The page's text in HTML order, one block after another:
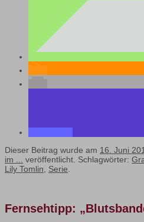
Dieser Beitrag wurde am 16. Juni
im ... veröffentlicht. Schlagwörter:
Lily Tomlin, Serie.
Fernsehtipp: